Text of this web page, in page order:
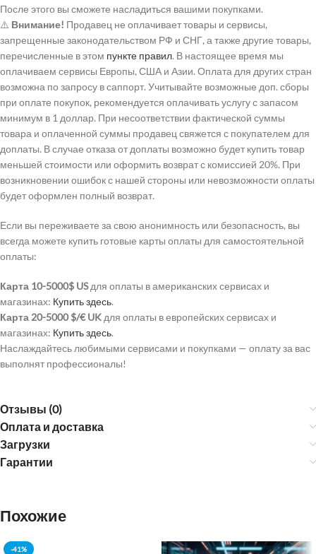
После этого вы сможете насладиться вашими покупками.
⚠️ Внимание! Продавец не оплачивает товары и сервисы,
запрещенные законодательством РФ и СНГ, а также другие товары,
перечисленные в этом пункте правил. В настоящее время мы
оплачиваем сервисы Европы, США и Азии. Оплата для других стран
возможна по запросу в саппорт. Учитывайте возможные доп. сборы
при оплате покупок, рекомендуется оплачивать услугу с запасом
минимум в 1 доллар. При несоответствии фактической суммы
товара и оплаченной суммы продавец свяжется с покупателем для
доплаты. В случае отказа от доплаты возможно будет купить товар
меньшей стоимости или оформить возврат с комиссией 20%. При
возникновении ошибок с нашей стороны или невозможности оплаты
будет оформлен полный возврат.
Если вы переживаете за свою анонимность или безопасность, вы
всегда можете купить готовые карты оплаты для самостоятельной
оплаты:
Карта 10-5000$ USдля оплаты в американских сервисах и
магазинах: Купить здесь.
Карта 20-5000 $/€ UK для оплаты в европейских сервисах и
магазинах: Купить здесь.
Наслаждайтесь любимыми сервисами и покупками — оплату за вас
выполнят профессионалы!
Отзывы (0)
Оплата и доставка
Загрузки
Гарантии
Похожие
-41%